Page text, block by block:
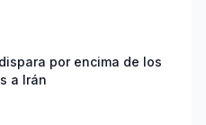
por encima de los
a Irán